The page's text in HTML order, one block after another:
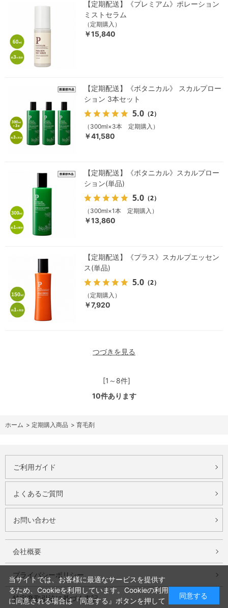
【定期配送】《プレミアム》ポレーション
ミストセラム
（定期購入）
￥15,840
【定期配送】《ボタニカル》 スカルプロー
ション 3本セット
5.0 （2）
（300ml×3本 定期購入）
￥41,580
【定期配送】《ボタニカル》スカルプロー
ション(単品)
5.0 （2）
（300ml×1本 定期購入）
￥13,860
【定期配送】《プラス》スカルプエッセン
ス(単品)
5.0 （2）
（定期購入）
￥7,920
つづきを見る
[1～8件]
10件あります
ホーム > 定期購入商品 > 育毛剤
ご利用ガイド
よくあるご質問
お問い合わせ
会社概要
プライバシーポリシー
特定商取引法に基づく表記
当サイトでは、お客様に最適なサービスを提供す
るため、Cookieを利用しています。Cookieの利用
に同意される場合は『同意する』ボタンを押して
同意する